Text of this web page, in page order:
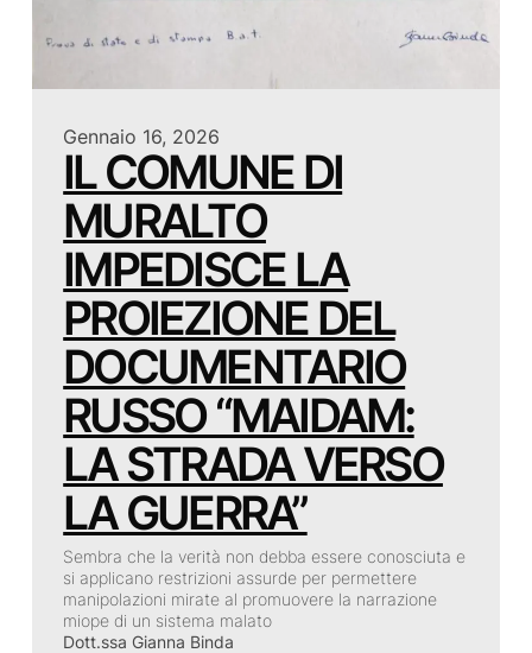
Gennaio 16, 2026
IL COMUNE DI
MURALTO
IMPEDISCE LA
PROIEZIONE DEL
DOCUMENTARIO
RUSSO “MAIDAM:
LA STRADA VERSO
LA GUERRA”
Sembra che la verità non debba essere conosciuta e
si applicano restrizioni assurde per permettere
manipolazioni mirate al promuovere la narrazione
miope di un sistema malato
Dott.ssa Gianna Binda